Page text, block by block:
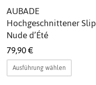
AUBADE
Hochgeschnittener Slip
Nude d’Été
79,90€
Ausführung wählen Dieses
Produkt